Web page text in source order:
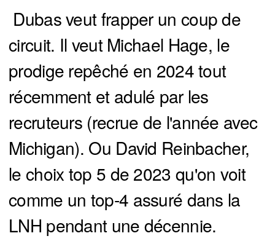
Dubas veut frapper un coup de
circuit. Il veut Michael Hage, le
prodige repêché en 2024 tout
récemment et adulé par les
recruteurs (recrue de l'année avec
Michigan). Ou David Reinbacher,
le choix top 5 de 2023 qu'on voit
comme un top-4 assuré dans la
LNH pendant une décennie.